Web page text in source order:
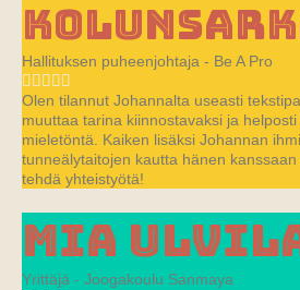
Hallituksen puheenjohtaja - Be A Pro
Olen tilannut Johannalta useasti
muuttaa tarina kiinnostavaksi ja
mieletöntä. Kaiken lisäksi Johannan
tunneälytaitojen kautta hänen
tehdä yhteistyötä!
Mia
Yrittäjä - Joogakoulu Sanmaya